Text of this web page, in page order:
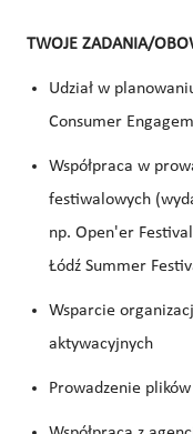
TWOJE ZADANIA/
Udział w
Consumer
Współpraca w
festiwalowych
np. Open'er
Łódź Summer
Wsparcie
aktywacyjnych
Prowadzenie